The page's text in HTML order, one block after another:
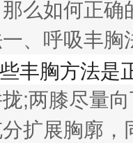
么如何正
、呼吸丰胸
;两膝尽量
扩展胸廓